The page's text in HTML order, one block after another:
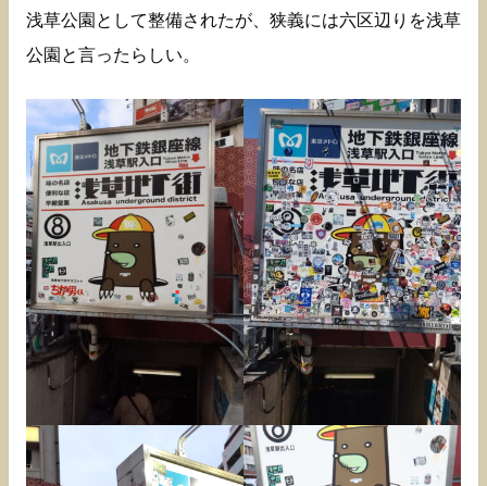
浅草公園として整備されたが、狭義には六区辺りを浅草
公園と言ったらしい。